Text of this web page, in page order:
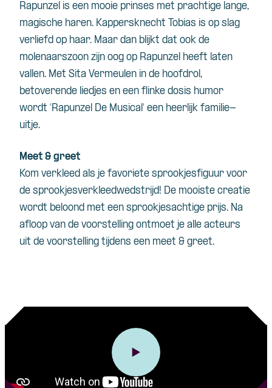
Rapunzel is een mooie prinses met prachtige lange,
magische haren. Kappersknecht Tobias is op slag
verliefd op haar. Maar dan blijkt dat ook de
molenaarszoon zijn oog op Rapunzel heeft laten
vallen. Met Sita Vermeulen in de hoofdrol,
betoverende liedjes en een flinke dosis humor
wordt ‘Rapunzel De Musical’ een heerlijk familie-
uitje.
Meet & greet
Kom verkleed als je favoriete sprookjesfiguur voor
de sprookjesverkleedwedstrijd! De mooiste creatie
wordt beloond met een sprookjesachtige prijs. Na
afloop van de voorstelling ontmoet je alle acteurs
uit de voorstelling tijdens een meet & greet.